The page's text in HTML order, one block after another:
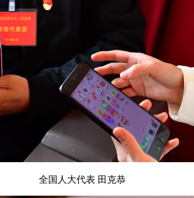
全国人大代表 田克恭